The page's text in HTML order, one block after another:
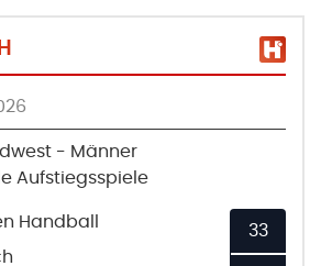
- Männer
Aufstiegsspiele
Handball
33